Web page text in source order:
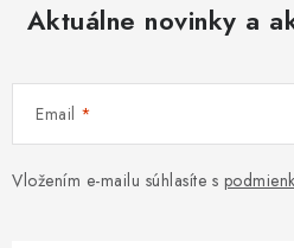
Aktuálne novinky a
Email
Vložením e-mailu súhlasíte s